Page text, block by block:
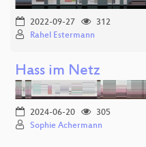
2022-09-27
312
Rahel Estermann
Hass im Netz
2024-06-20
305
Sophie Achermann